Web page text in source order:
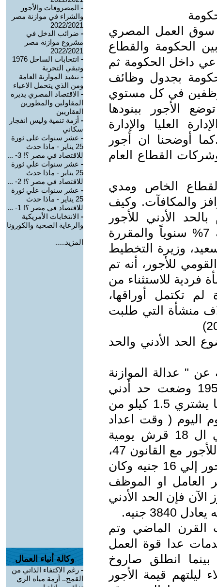
سوق العمل المصري
الحكومة والقطاع
داخل الحكومة ثم
بجدول وظائف
في كل مستوي
الأجور ببنودها
العليا والإدارة
أوضحنا ان أجور
وشركات القطاع العام
الخاص ومدي
والمكافآت. وكيف
الأدني للأجور
وكذلك بصرف العلاوة الدورية بنسبة 7% سنوياً والمقررة
وزيرة التخطيط
للأجور، أنه تم
من 3 آلاف منشأة فردية للاستثناء من
حوالي 2900 منشأة لم تكتمل أوراقها،
تم تأجيل التطبيق لـ 3 آلاف منشأة التي طلبت
الحد الأدني والحد
" عدالة الموازنة
العامة للدولة" أن ثورة 23 يوليو 1952 وضعت حد أدني
للأجور بلغ 18 قرش في اليوم وهو ما يشتري 1.5 كيلو من
اليوم ( وقت اعداد
الدراسة سنة 2010) 150 جنيه يعني ال 18 قرش يومية
تعادل 225 جنيه . بصدور الحد الأدني للأجور مع القانون 47،
48 لسنة 1978 ارتفع الحد الأدني للأجور إلي 16 جنيه وكان
ان أجر العامل او الموظف
الآن فإن الحد الأدني
القرن الماضي وتم
عدا قوة العمل
بينما انطلق صاروخ
ليلتهم قيمة الأجور
- المصروفات والأجور
والشراء في موازنة مصر
2022/2021
- ضرائب الدخل في
مشروع موازنة مصر
2022/2021
-
انتخابات الساحل 1976
وتبقي التجربة
- تنفيذ الموازنة العامة
ومن الذي يتحمل الاعباء
- الاقتصاد المصري يديره
المقاولين والمطورين
العقاريين
- أزمة تنمية وليس انفجار
سكاني
- عشر سنوات علي ثورة
25 يناير - ماذا حدث
للاقتصاد في مصر ؟! 3- ...
- عشر سنوات علي ثورة
25 يناير - ماذا حدث
للاقتصاد في مصر ؟! 2- ...
- عشر سنوات علي ثورة
25 يناير - ماذا حدث
للاقتصاد في مصر ؟! 1- ...
- الانتخابات الأمريكية
والرعاية الصحية والكورونا
المزيد.....
وكالة أنباء العمال
- رغم الاكتفاء الذاتي من
القمح.. أزمة مياه الري